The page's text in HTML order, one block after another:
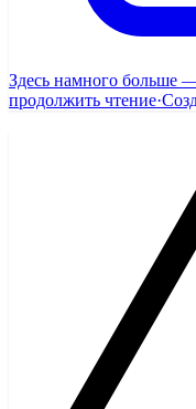
Здесь намного больше
продолжить чтение·